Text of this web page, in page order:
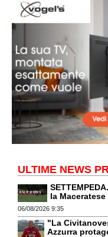
ULTIME NEWS
la Maceratese
06/08/2026 9:35
"La
Azzurra